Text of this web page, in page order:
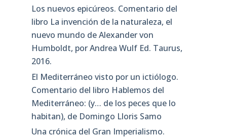
Los nuevos epicúreos. Comentario del
libro La invención de la naturaleza, el
nuevo mundo de Alexander von
Humboldt, por Andrea Wulf Ed. Taurus,
2016.
El Mediterráneo visto por un ictiólogo.
Comentario del libro Hablemos del
Mediterráneo: (y… de los peces que lo
habitan), de Domingo Lloris Samo
Una crónica del Gran Imperialismo.